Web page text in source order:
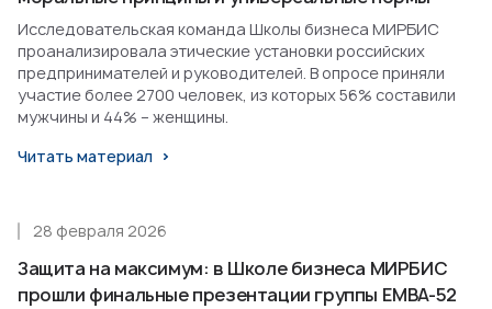
Исследовательская команда Школы бизнеса МИРБИС
проанализировала этические установки российских
предпринимателей и руководителей. В опросе приняли
участие более 2700 человек, из которых 56% составили
мужчины и 44% – женщины.
Читать материал
Защита на максимум: в Школе бизнеса МИРБИС
прошли финальные презентации группы EMBA-52
28 февраля 2026